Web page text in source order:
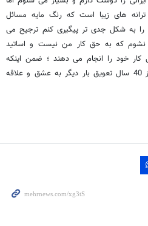
های زیبا است که رنگ مایه مسائل
را به شکل جدی تر پیگیری کنم ترجیح می
که به حق کار من نیست و اساتید
خود را انجام می دهند ؛ ضمن اینکه
خوشحالم که با ترانه "درشب" پس از 40 سال تعویق بار دیگر به عشق و علاقه